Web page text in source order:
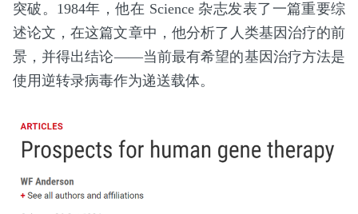
突破。1984年，他在 Science 杂志发表了一篇重要综
述论文，在这篇文章中，他分析了人类基因治疗的前
景，并得出结论——当前最有希望的基因治疗方法是
使用逆转录病毒作为递送载体。